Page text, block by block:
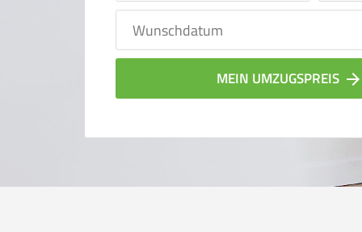
MEIN UMZUGSPREIS arrow_forward